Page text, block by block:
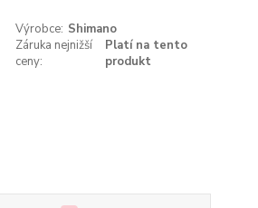
Výrobce: Shimano
Záruka nejnižší
ceny:
Platí na tento
produkt